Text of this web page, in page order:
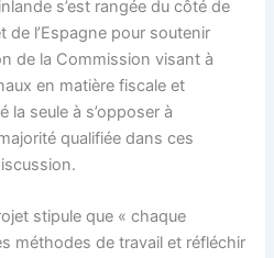
s’est rangée du côté de
de l’Espagne pour soutenir
de la Commission visant à
en matière fiscale et
la seule à s’opposer à
qualifiée dans ces
stipule que « chaque
méthodes de travail et réfléchir